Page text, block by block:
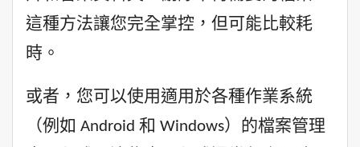
這種方法讓您完全掌控，但可能比較耗
時。
或者，您可以使用適用於各種作業系統
（例如 Android 和 Windows）的檔案管理